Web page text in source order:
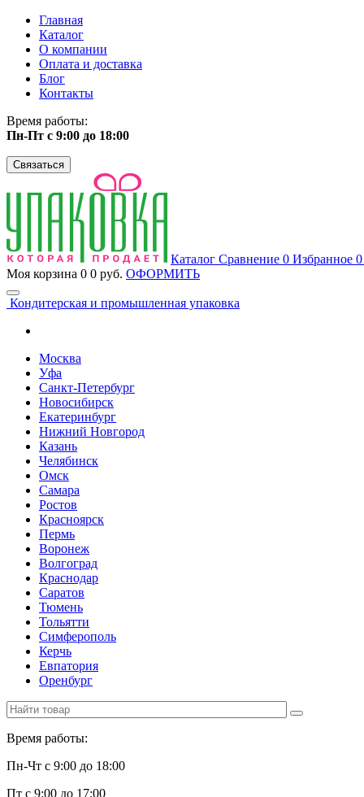
Главная
Каталог
О компании
Оплата и доставка
Блог
Контакты
Время работы:
Пн-Пт с 9:00 до 18:00
Связаться
Каталог Сравнение 0 Избранное
Моя корзина 0 0 руб. ОФОРМИТЬ
Кондитерская и промышленная упаковка
Москва
Уфа
Санкт-Петербург
Новосибирск
Екатеринбург
Нижний Новгород
Казань
Челябинск
Омск
Самара
Ростов
Красноярск
Пермь
Воронеж
Волгоград
Краснодар
Саратов
Тюмень
Тольятти
Симферополь
Керчь
Евпатория
Оренбург
Время работы:
Пн-Чт с 9:00 до 18:00
Пт с 9:00 до 17:00